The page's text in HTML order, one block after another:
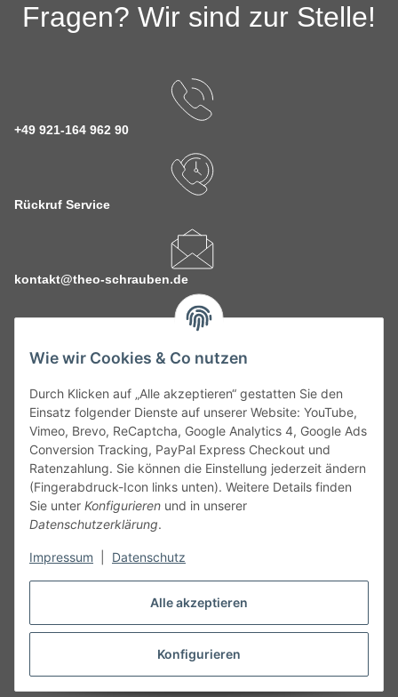
Alle akzeptieren
Konfigurieren
Wie wir Cookies & Co nutzen
Durch Klicken auf „Alle akzeptieren“ gestatten Sie den
Einsatz folgender Dienste auf unserer Website: YouTube,
Vimeo, Brevo, ReCaptcha, Google Analytics 4, Google Ads
Conversion Tracking, PayPal Express Checkout und
Ratenzahlung. Sie können die Einstellung jederzeit ändern
(Fingerabdruck-Icon links unten). Weitere Details finden
Sie unter Konfigurieren und in unserer
Datenschutzerklärung.
Impressum Datenschutz
Fragen? Wir sind zur Stelle!
+49 921-164 962 90
Rückruf Service
kontakt@theo-schrauben.de
Service
Gesetzliche Informationen
Alle technischen Angaben ohne Gewähr. Irrtümer und fehlerhafte
Angaben vorbehalten. Wenn Sie Datenblätter oder spezielle
unseren Kundenservice. Abbildungen der Artikel können
Vertrag widerrufen